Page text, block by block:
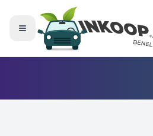
Menu openen